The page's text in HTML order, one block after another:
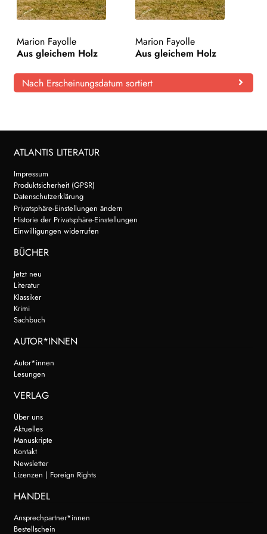
Marion Fayolle
Aus gleichem Holz
Marion Fayolle
Aus gleichem Holz
Nach Erscheinungsdatum sortiert
ATLANTIS LITERATUR
Impressum
Produktsicherheit (GPSR)
Datenschutzerklärung
Privatsphäre-Einstellungen ändern
Historie der Privatsphäre-Einstellungen
Einwilligungen widerrufen
BÜCHER
Jetzt neu
Literatur
Klassiker
Krimi
Sachbuch
AUTOR*INNEN
Autor*innen
Lesungen
VERLAG
Über uns
Aktuelles
Manuskripte
Kontakt
Newsletter
Lizenzen | Foreign Rights
HANDEL
Ansprechpartner*innen
Bestellschein